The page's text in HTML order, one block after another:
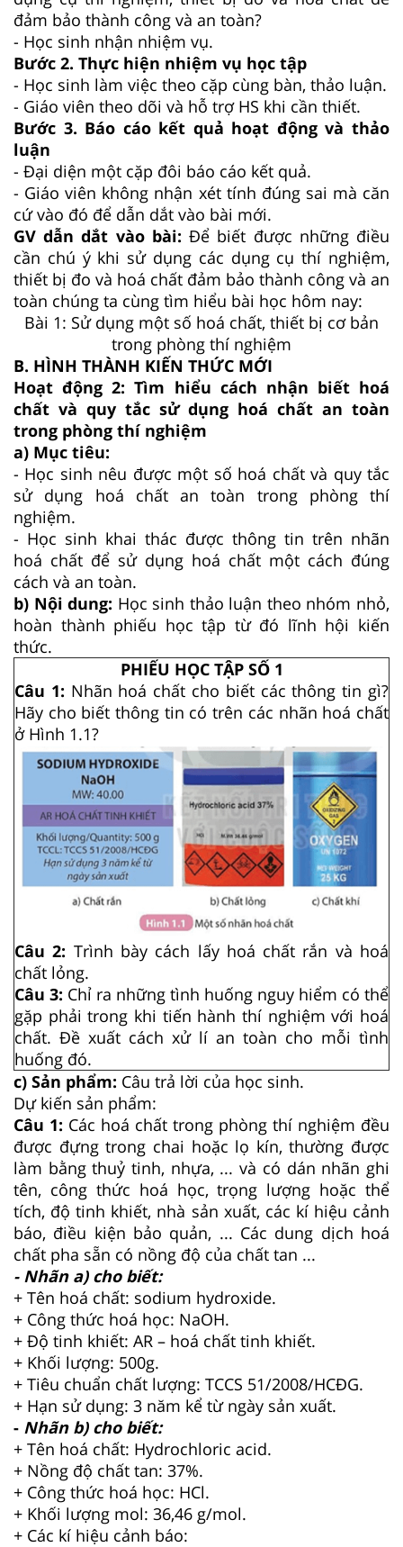
đảm bảo thành công và an toàn?
- Học sinh nhận nhiệm vụ.
Bước 2. Thực hiện nhiệm vụ học tập
- Học sinh làm việc theo cặp cùng bàn, thảo luận.
- Giáo viên theo dõi và hỗ trợ HS khi cần thiết.
Bước 3. Báo cáo kết quả hoạt động và thảo
luận
- Đại diện một cặp đôi báo cáo kết quả.
- Giáo viên không nhận xét tính đúng sai mà căn
cứ vào đó để dẫn dắt vào bài mới.
GV dẫn dắt vào bài: Để biết được những điều
cần chú ý khi sử dụng các dụng cụ thí nghiệm,
thiết bị đo và hoá chất đảm bảo thành công và an
toàn chúng ta cùng tìm hiểu bài học hôm nay:
Bài 1: Sử dụng một số hoá chất, thiết bị cơ bản
trong phòng thí nghiệm
B. HÌNH THÀNH KIẾN THỨC MỚI
Hoạt động 2: Tìm hiểu cách nhận biết hoá
chất và quy tắc sử dụng hoá chất an toàn
trong phòng thí nghiệm
a) Mục tiêu:
- Học sinh nêu được một số hoá chất và quy tắc
sử dụng hoá chất an toàn trong phòng thí
nghiệm.
- Học sinh khai thác được thông tin trên nhãn
hoá chất để sử dụng hoá chất một cách đúng
cách và an toàn.
b) Nội dung: Học sinh thảo luận theo nhóm nhỏ,
hoàn thành phiếu học tập từ đó lĩnh hội kiến
thức.
PHIẾU HỌC TẬP SỐ 1
Câu 1: Nhãn hoá chất cho biết các thông tin gì?
Hãy cho biết thông tin có trên các nhãn hoá chất
ở Hình 1.1?
Câu 2: Trình bày cách lấy hoá chất rắn và hoá
chất lỏng.
Câu 3: Chỉ ra những tình huống nguy hiểm có thể
gặp phải trong khi tiến hành thí nghiệm với hoá
chất. Đề xuất cách xử lí an toàn cho mỗi tình
huống đó.
c) Sản phẩm: Câu trả lời của học sinh.
Dự kiến sản phẩm:
Câu 1: Các hoá chất trong phòng thí nghiệm đều
được đựng trong chai hoặc lọ kín, thường được
làm bằng thuỷ tinh, nhựa, ... và có dán nhãn ghi
tên, công thức hoá học, trọng lượng hoặc thể
tích, độ tinh khiết, nhà sản xuất, các kí hiệu cảnh
báo, điều kiện bảo quản, ... Các dung dịch hoá
chất pha sẵn có nồng độ của chất tan ...
- Nhãn a) cho biết:
+ Tên hoá chất: sodium hydroxide.
+ Công thức hoá học: NaOH.
+ Độ tinh khiết: AR – hoá chất tinh khiết.
+ Khối lượng: 500g.
+ Tiêu chuẩn chất lượng: TCCS 51/2008/HCĐG.
+ Hạn sử dụng: 3 năm kể từ ngày sản xuất.
- Nhãn b) cho biết:
+ Tên hoá chất: Hydrochloric acid.
+ Nồng độ chất tan: 37%.
+ Công thức hoá học: HCl.
+ Khối lượng mol: 36,46 g/mol.
+ Các kí hiệu cảnh báo: